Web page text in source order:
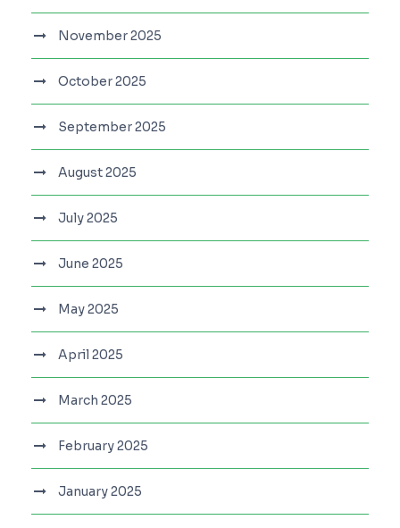
November 2025
October 2025
September 2025
August 2025
July 2025
June 2025
May 2025
April 2025
March 2025
February 2025
January 2025